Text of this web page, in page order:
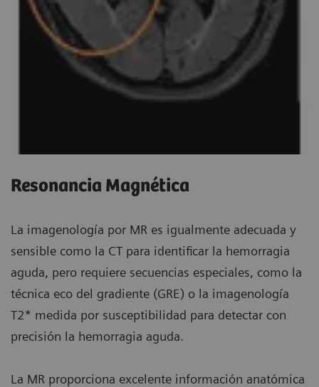
Resonancia Magnética
La imagenología por MR es igualmente adecuada y
sensible como la CT para identificar la hemorragia
aguda, pero requiere secuencias especiales, como la
técnica eco del gradiente (GRE) o la imagenología
T2* medida por susceptibilidad para detectar con
precisión la hemorragia aguda.
La MR proporciona excelente información anatómica